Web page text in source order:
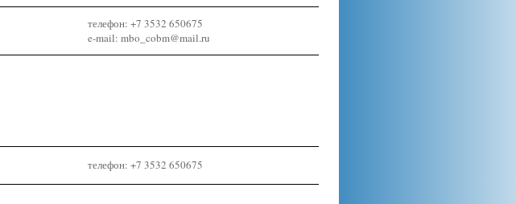
телефон: +7 3532 650675
e-mail: mbo_cobm@mail.ru
телефон: +7 3532 650675